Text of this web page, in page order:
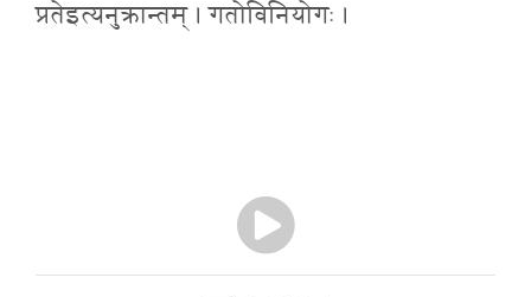
प्रतेइत्यनुक्रान्तम् । गतोविनियोगः ।